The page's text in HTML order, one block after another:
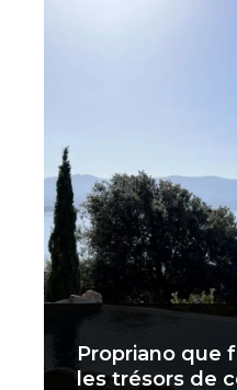
Propriano que
les trésors de